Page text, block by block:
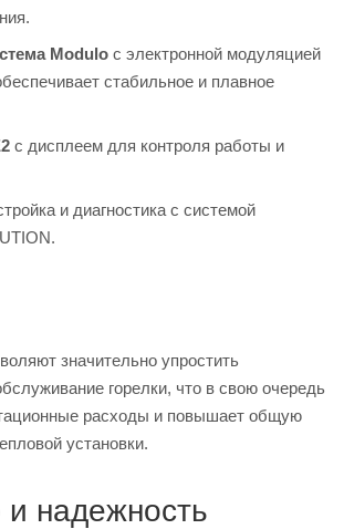
Modulo с электронной модуляцией
стабильное и плавное
с дисплеем для контроля работы и
и диагностика с системой
значительно упростить
горелки, что в свою очередь
расходы и повышает общую
установки.
и надежность